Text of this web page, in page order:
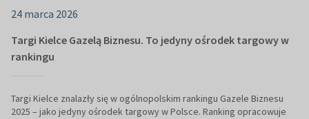
24 marca 2026
Targi Kielce Gazelą Biznesu. To jedyny ośrodek targowy w
rankingu
Targi Kielce znalazły się w ogólnopolskim rankingu Gazele Biznesu
2025 – jako jedyny ośrodek targowy w Polsce. Ranking opracowuje